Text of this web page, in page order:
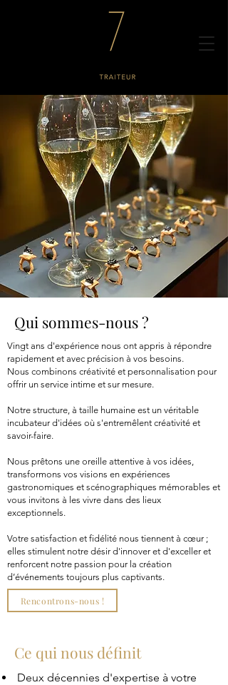
Qui sommes-nous ?
Vingt ans d'expérience nous ont appris à répondre
rapidement et avec précision à vos besoins.
Nous combinons créativité et personnalisation pour
offrir un service intime et sur mesure.
Notre structure, à taille humaine est un véritable
incubateur d'idées où s'entremêlent créativité et
savoir-faire.
Nous prêtons une oreille attentive à vos idées,
transformons vos visions en expériences
gastronomiques et scénographiques mémorables et
vous invitons à les vivre dans des lieux
exceptionnels.
Votre satisfaction et fidélité nous tiennent à cœur ;
elles stimulent notre désir d'innover et d'exceller et
renforcent notre passion pour la création
d’événements toujours plus captivants.
Rencontrons-nous !
Ce qui nous définit
Deux décennies d'expertise à votre